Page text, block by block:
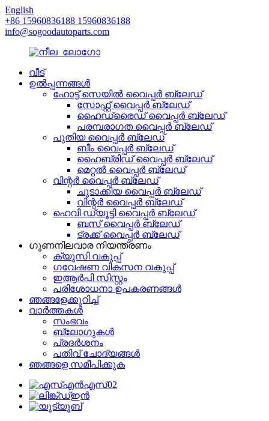
English
+86 15960836188 15960836188
info@sogoodautoparts.com
വീട്
ഉൽപ്പന്നങ്ങൾ
ഹോട്ട് സെയിൽ വൈപ്പർ ബ്ലേഡ്
സോഫ്റ്റ് വൈപ്പർ ബ്ലേഡ്
ഹൈഡ്രൈഡ് വൈപ്പർ ബ്ലേഡ്
പരമ്പരാഗത വൈപ്പർ ബ്ലേഡ്
പുതിയ വൈപ്പർ ബ്ലേഡ്
ബീം വൈപ്പർ ബ്ലേഡ്
ഹൈബ്രിഡ് വൈപ്പർ ബ്ലേഡ്
മെറ്റൽ വൈപ്പർ ബ്ലേഡ്
വിന്റർ വൈപ്പർ ബ്ലേഡ്
ചൂടാക്കിയ വൈപ്പർ ബ്ലേഡ്
വിന്റർ വൈപ്പർ ബ്ലേഡ്
ഹെവി ഡ്യൂട്ടി വൈപ്പർ ബ്ലേഡ്
ബസ് വൈപ്പർ ബ്ലേഡ്
ട്രക്ക് വൈപ്പർ ബ്ലേഡ്
ഗുണനിലവാര നിയന്ത്രണം
ക്യുസി വകുപ്പ്
ഗവേഷണ വികസന വകുപ്പ്
ഇആർപി സിസ്റ്റം
പരിശോധനാ ഉപകരണങ്ങൾ
ഞങ്ങളേക്കുറിച്ച്
വാർത്തകൾ
സംഭവം
ബ്ലോഗുകൾ
പ്രദർശനം
പതിവ് ചോദ്യങ്ങൾ
ഞങ്ങളെ സമീപിക്കുക